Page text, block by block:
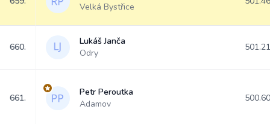
Velká Bystřice
660.
Lukáš Janča
Odry
501.21
661.
Petr Peroutka
Adamov
500.60